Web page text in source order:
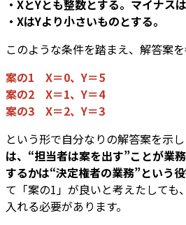
・XとYとも整数とする。マイナス
・XはYより小さいものとする。
このような条件を踏まえ、解答案を
案の1 X＝0、Y＝5
案の2 X＝1、Y＝4
案の3 X＝2、Y＝3
という形で自分なりの解答案を示し
は、“担当者は案を出す”ことが業
するかは“決定権者の業務”という
て「案の1」が良いと考えたしても
入れる必要があります。